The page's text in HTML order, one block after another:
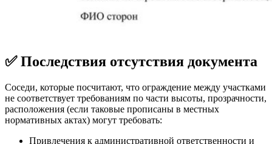
✅ Последствия отсутствия документа
Соседи, которые посчитают, что ограждение между участками
не соответствует требованиям по части высоты, прозрачности,
расположения (если таковые прописаны в местных
нормативных актах) могут требовать:
Привлечения к административной ответственности и